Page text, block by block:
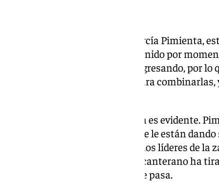
, García Pimienta,
al frente de un equipo, que ha tenido por
Poco a poco estas piezas van regresando, por
elegir cual es la mejor opción para
La mejora del equipo en defensa es evidente.
pareja de centrales titulares, que le están
Badé se han consolidado como los líderes de la
galo ya era indiscutible, pero el canterano ha
mejorando con cada partido que pasa.